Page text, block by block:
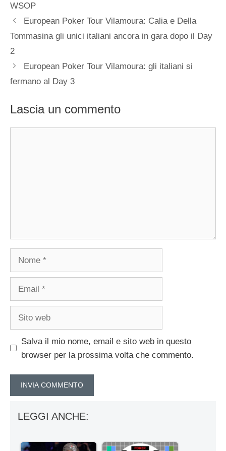
WSOP
European Poker Tour Vilamoura: Calia e Della
Tommasina gli unici italiani ancora in gara dopo il Day
2
European Poker Tour Vilamoura: gli italiani si
fermano al Day 3
Lascia un commento
Salva il mio nome, email e sito web in questo
browser per la prossima volta che commento.
LEGGI ANCHE: